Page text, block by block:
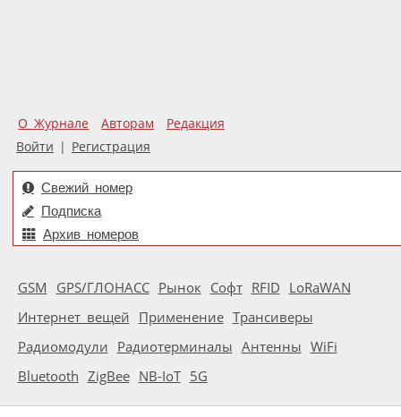
О Журнале Авторам
Редакция
Войти | Регистрация
Свежий номер
Подписка
Архив номеров
GSM GPS/ГЛОНАСС Рынок Софт RFID LoRaWAN
Интернет вещей Применение Трансиверы
Радиомодули Радиотерминалы Антенны WiFi
Bluetooth ZigBee NB-IoT 5G